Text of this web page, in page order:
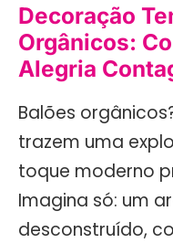
Decoração
Orgânicos:
Alegria
Balões
trazem uma
toque moderno
Imagina só: um
desconstruído,